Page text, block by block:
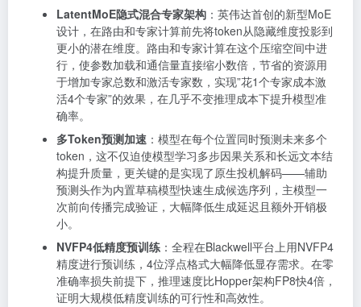
LatentMoE隐式混合专家架构 ：英伟达首创的新型MoE
设计，在路由和专家计算前先将token从隐藏维度投影到
更小的潜在维度。路由和专家计算在这个压缩空间中进
行，使参数加载和通信量直接缩小数倍，节省的资源用
于增加专家总数和激活专家数，实现”花1个专家成本激
活4个专家”的效果，在几乎不变推理成本下提升模型准
确率。
多Token预测加速 ：模型在每个位置同时预测未来多个
token，这不仅迫使模型学习多步因果关系和长远文本结
构提升质量，更关键的是实现了原生投机解码——辅助
预测头作为内置草稿模型快速生成候选序列，主模型一
次前向传播完成验证，大幅降低生成延迟且额外开销极
小。
NVFP4低精度预训练 ：全程在Blackwell平台上用NVFP4
精度进行预训练，4位浮点格式大幅降低显存需求。在零
准确率损失前提下，推理速度比Hopper架构FP8快4倍，
证明大规模低精度训练的可行性和高效性。